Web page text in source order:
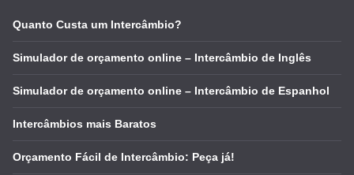
Quanto Custa um Intercâmbio?
Simulador de orçamento online – Intercâmbio de Inglês
Simulador de orçamento online – Intercâmbio de Espanhol
Intercâmbios mais Baratos
Orçamento Fácil de Intercâmbio: Peça já!